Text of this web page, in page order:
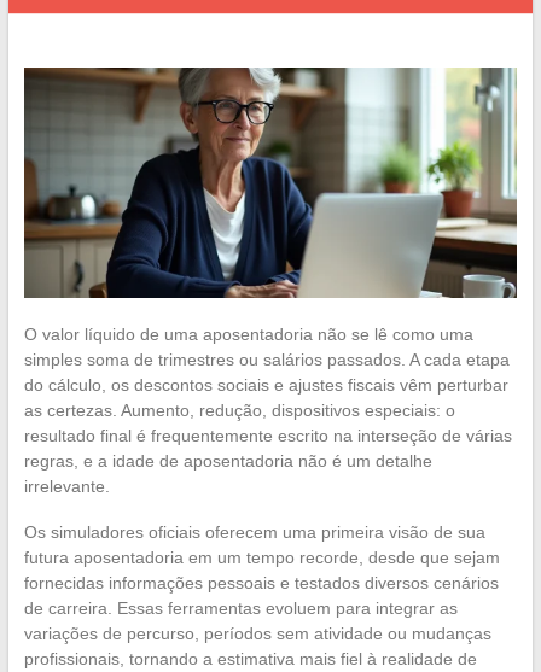
O valor líquido de uma aposentadoria não se lê como uma
simples soma de trimestres ou salários passados. A cada etapa
do cálculo, os descontos sociais e ajustes fiscais vêm perturbar
as certezas. Aumento, redução, dispositivos especiais: o
resultado final é frequentemente escrito na interseção de várias
regras, e a idade de aposentadoria não é um detalhe
irrelevante.
Os simuladores oficiais oferecem uma primeira visão de sua
futura aposentadoria em um tempo recorde, desde que sejam
fornecidas informações pessoais e testados diversos cenários
de carreira. Essas ferramentas evoluem para integrar as
variações de percurso, períodos sem atividade ou mudanças
profissionais, tornando a estimativa mais fiel à realidade de